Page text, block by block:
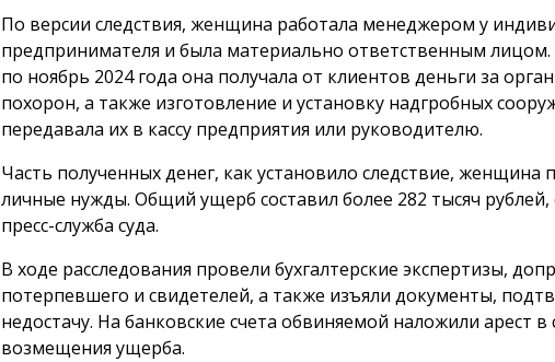
По версии следствия, женщина работала менеджером у
предпринимателя и была материально ответственным лицом.
по ноябрь 2024 года она получала от клиентов деньги за
похорон, а также изготовление и установку надгробных
передавала их в кассу предприятия или руководителю.
Часть полученных денег, как установило следствие, женщина
личные нужды. Общий ущерб составил более 282 тысяч
пресс-служба суда.
В ходе расследования провели бухгалтерские экспертизы,
потерпевшего и свидетелей, а также изъяли документы,
недостачу. На банковские счета обвиняемой наложили арест в
возмещения ущерба.